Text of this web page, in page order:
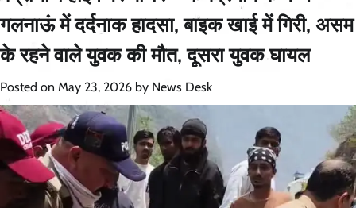
गलनाऊं में दर्दनाक हादसा, बाइक खाई में गिरी, असम
के रहने वाले युवक की मौत, दूसरा युवक घायल
Posted on May 23, 2026 by News Desk